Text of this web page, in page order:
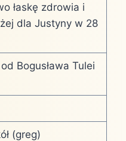
łaskę zdrowia i
dla Justyny w 28
Bogusława Tulei
(greg)